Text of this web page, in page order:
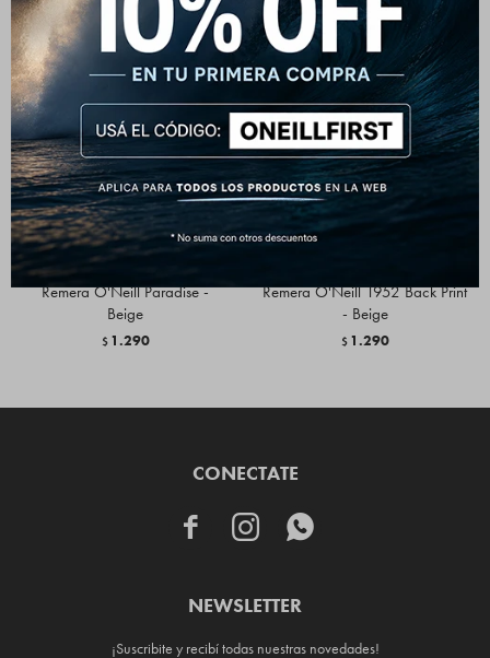
Remera O'Neill Paradise -
Beige
$ 1.290
Remera O'Neill 1952 Back Print
- Beige
$ 1.290
CONECTATE
  
NEWSLETTER
¡Suscribite y recibí todas nuestras novedades!